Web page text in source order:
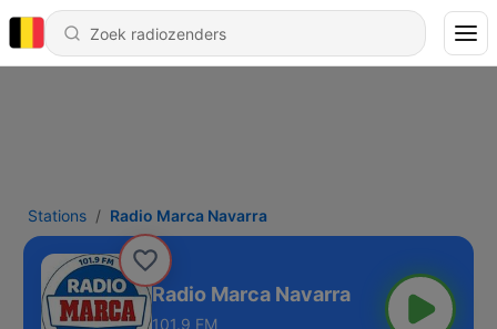
Stations Radio Marca Navarra
Radio Marca Navarra
101.9 FM